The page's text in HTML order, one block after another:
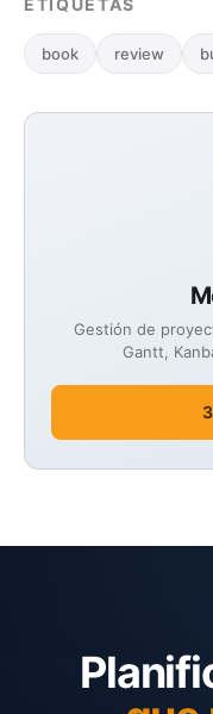
Gestión de
Gantt,
ETIQUETAS
book review